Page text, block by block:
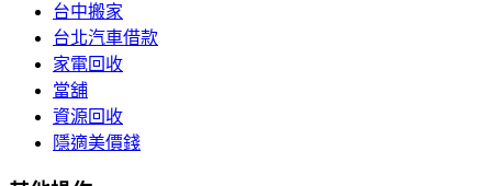
台中搬家
台北汽車借款
家電回收
當舖
資源回收
隱適美價錢